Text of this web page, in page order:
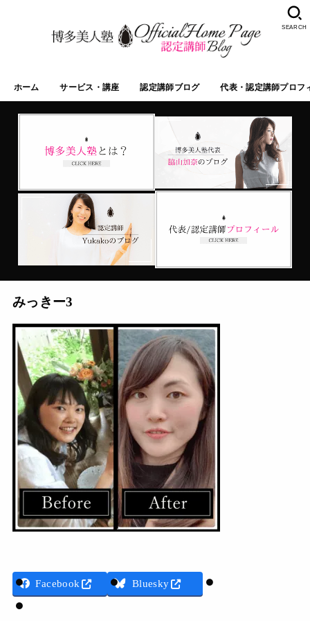
ホーム サービス・講座 認定講師ブログ 代表・認定講師プロフ
SEARCH
みっきー3
Facebook Bluesky